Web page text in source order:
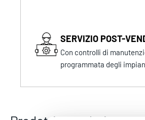
SERVIZIO POST-
Con controlli di
programmata degli